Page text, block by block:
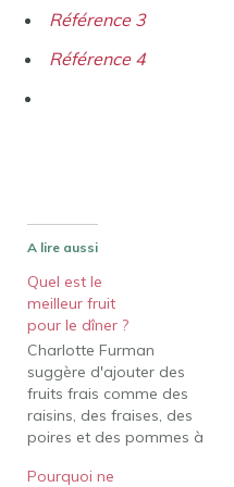
Référence 3
Référence 4
A lire aussi
Quel est le
meilleur fruit
pour le dîner ?
Charlotte Furman
suggère d'ajouter des
fruits frais comme des
raisins, des fraises, des
poires et des pommes à
saveur peut également
Pourquoi ne